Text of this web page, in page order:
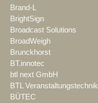
Brand-L
BrightSign
Broadcast Solutions
BroadWeigh
Brunckhorst
BT.innotec
btl next GmbH
BTL Veranstaltungstechnik
BÜTEC